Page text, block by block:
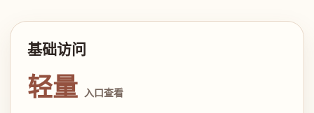
基础访问
轻量 入口查看